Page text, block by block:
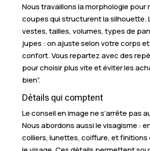
Nous travaillons la morphologie pour
coupes qui structurent la silhouette.
vestes, tailles, volumes, types de
jupes : on ajuste selon votre corps
confort. Vous repartez avec des
pour choisir plus vite et éviter les
bien”.
Détails qui comptent
Le conseil en image ne s’arrête pas
Nous abordons aussi le visagisme :
colliers, lunettes, coiffure, et finitions